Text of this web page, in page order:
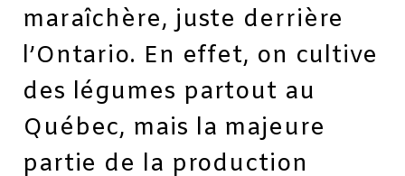
maraîchère, juste derrière
l’Ontario. En effet, on cultive
des légumes partout au
Québec, mais la majeure
partie de la production